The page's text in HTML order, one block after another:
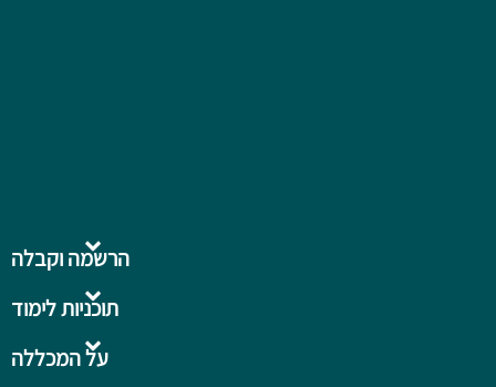
על המכללה
תוכניות לימוד
הרשמה וקבלה